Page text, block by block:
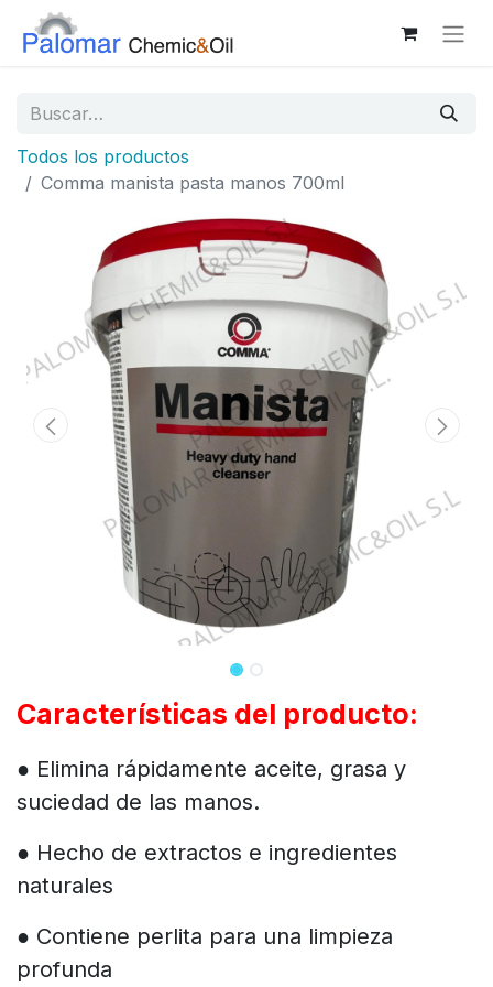
Todos los productos
Comma manista pasta manos 700ml
Características del producto:
● Elimina rápidamente aceite, grasa y
suciedad de las manos.
● Hecho de extractos e ingredientes
naturales
● Contiene perlita para una limpieza
profunda